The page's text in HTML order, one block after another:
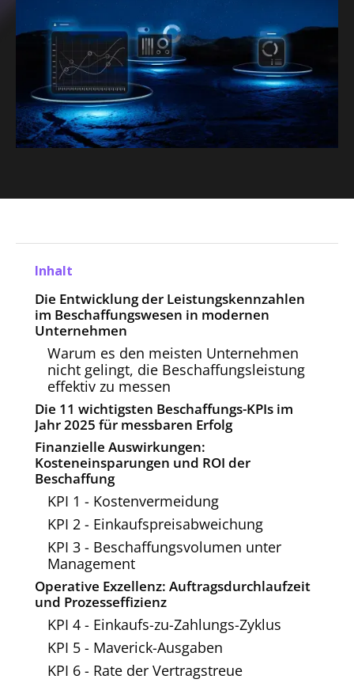
Inhalt
Die Entwicklung der Leistungskennzahlen
im Beschaffungswesen in modernen
Unternehmen
Warum es den meisten Unternehmen
nicht gelingt, die Beschaffungsleistung
effektiv zu messen
Die 11 wichtigsten Beschaffungs-KPIs im
Jahr 2025 für messbaren Erfolg
Finanzielle Auswirkungen:
Kosteneinsparungen und ROI der
Beschaffung
KPI 1 - Kostenvermeidung
KPI 2 - Einkaufspreisabweichung
KPI 3 - Beschaffungsvolumen unter
Management
Operative Exzellenz: Auftragsdurchlaufzeit
und Prozesseffizienz
KPI 4 - Einkaufs-zu-Zahlungs-Zyklus
KPI 5 - Maverick-Ausgaben
KPI 6 - Rate der Vertragstreue